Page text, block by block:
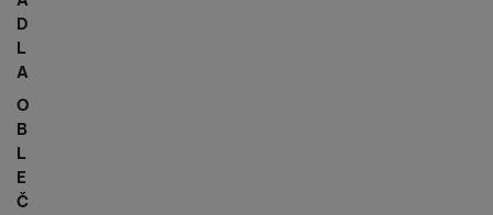
D
L
A
O
B
L
E
Č